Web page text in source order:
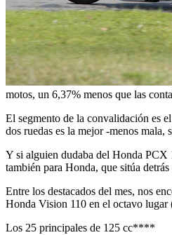
motos, un 6,37% menos que las
El segmento de la convalidación es
dos ruedas es la mejor -menos mala,
Y si alguien dudaba del Honda PCX
también para Honda, que sitúa
Entre los destacados del mes, nos
Honda Vision 110 en el octavo lugar
Los 25 principales de 125 cc****